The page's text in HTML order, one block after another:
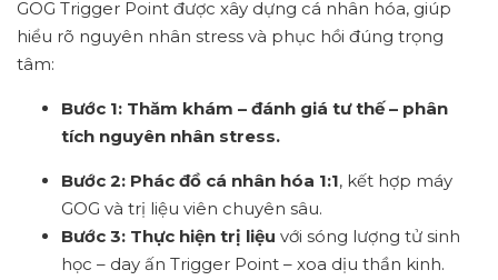
GOG Trigger Point được xây dựng cá nhân hóa, giúp
hiểu rõ nguyên nhân stress và phục hồi đúng trọng
tâm:
Bước 1: Thăm khám – đánh giá tư thế – phân
tích nguyên nhân stress.
Bước 2: Phác đồ cá nhân hóa 1:1, kết hợp máy
GOG và trị liệu viên chuyên sâu.
Bước 3: Thực hiện trị liệu với sóng lượng tử sinh
học – day ấn Trigger Point – xoa dịu thần kinh.